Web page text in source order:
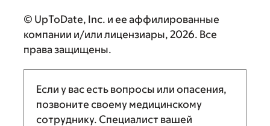
© UpToDate, Inc. и ее аффилированные
компании и/или лицензиары, 2026. Все
права защищены.
Если у вас есть вопросы или опасения,
позвоните своему медицинскому
сотруднику. Специалист вашей